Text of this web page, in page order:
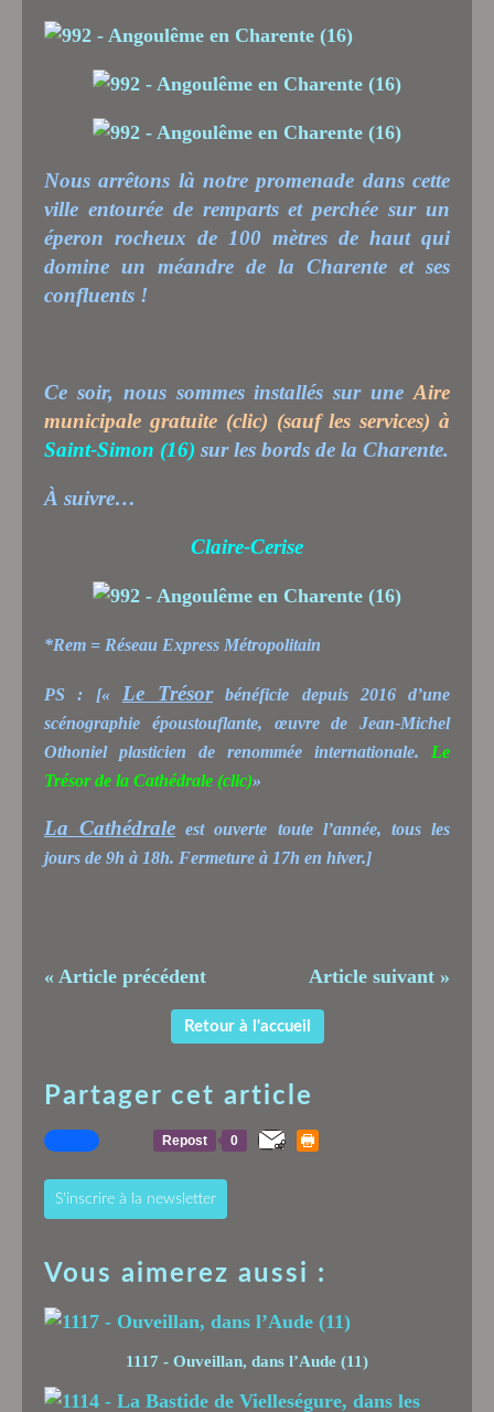
Nous arrêtons là notre promenade dans cette
ville entourée de remparts et perchée sur un
éperon rocheux de 100 mètres de haut qui
domine un méandre de la Charente et ses
confluents !
Ce soir, nous sommes installés sur une Aire
municipale gratuite (clic) (sauf les services) à
Saint-Simon (16) sur les bords de la Charente.
À suivre…
Claire-Cerise
*Rem = Réseau Express Métropolitain
PS : [« Le Trésorbénéficie depuis 2016 d’une
scénographie époustouflante, œuvre de Jean-Michel
Othoniel plasticien de renommée internationale. Le
Trésor de la Cathédrale (clic)»
La Cathédrale est ouverte toute l’année, tous les
jours de 9h à 18h. Fermeture à 17h en hiver.]
« Article précédent Article suivant »
Retour à l'accueil
Partager cet article
Repost 0
S'inscrire à la newsletter
Vous aimerez aussi :
1117 - Ouveillan, dans l’Aude (11)